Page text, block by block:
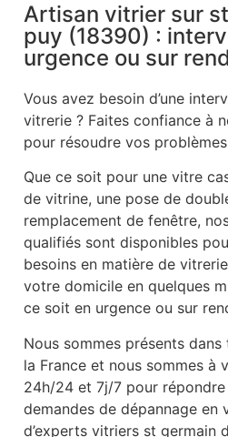
Artisan vitrier sur
puy (18390) :
urgence ou sur
Vous avez besoin d’une
vitrerie ? Faites confiance à
pour résoudre vos
Que ce soit pour une vitre
de vitrine, une pose de
remplacement de fenêtre,
qualifiés sont disponibles
besoins en matière de
votre domicile en quelques
ce soit en urgence ou sur
Nous sommes présents dans
la France et nous sommes à
24h/24 et 7j/7 pour
demandes de dépannage en
d’experts vitriers st germain